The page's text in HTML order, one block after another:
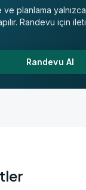
planlama
Randevu için
Randevu Al